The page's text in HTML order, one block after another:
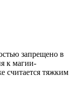
запрещено в
к магии-
считается тяжким